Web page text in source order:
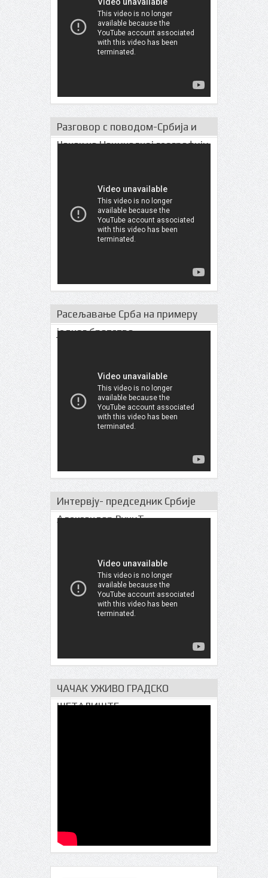
Разговор с поводом-Србија и
Чачак на Нациналној географији
Расељавање Срба на примеру
једног братства
Интервју- председник Србије
Александар ВучиЋ
ЧАЧАК УЖИВО ГРАДСКО
ШЕТАЛИШТЕ